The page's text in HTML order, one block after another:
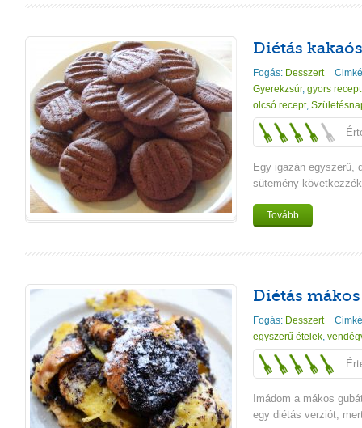
Diétás
Fogás: Desszert
Gyerekzsúr, gyors recept
olcsó recept,
Egy igazán egyszerű,
sütemény
Tovább
Diétás
Fogás: Desszert
egyszerű ételek,
Imádom a mákos
egy diétás verziót,